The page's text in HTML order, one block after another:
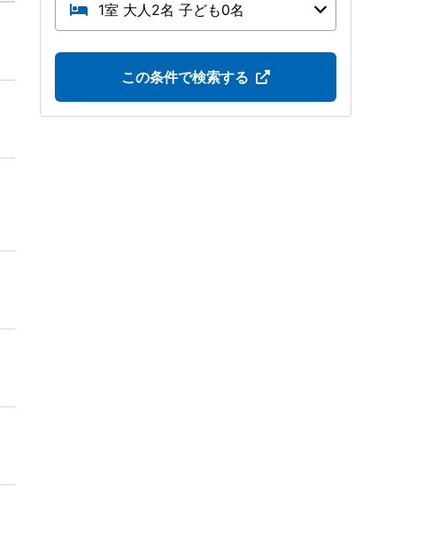
1室 大人2名 子ども0名
この条件で検索する